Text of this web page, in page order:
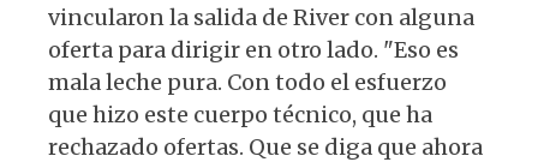
vincularon la salida de River con alguna
oferta para dirigir en otro lado. "Eso es
mala leche pura. Con todo el esfuerzo
que hizo este cuerpo técnico, que ha
rechazado ofertas. Que se diga que ahora